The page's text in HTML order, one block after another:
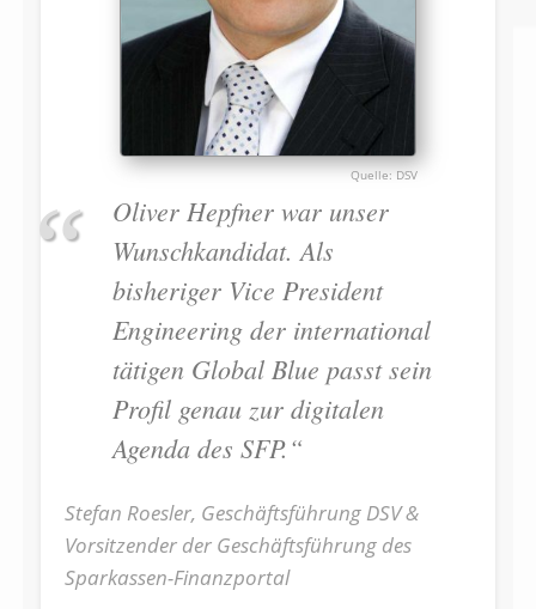
DSV
Oliver Hepfner war unser
Wunschkandidat. Als
bisheriger Vice President
Engineering der international
tätigen Global Blue passt sein
Profil genau zur digitalen
Agenda des SFP.“
Stefan Roesler, Geschäftsführung DSV &
Vorsitzender der Geschäftsführung des
Sparkassen-Finanzportal